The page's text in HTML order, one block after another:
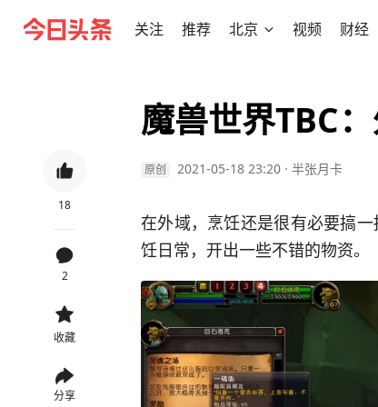
关注 推荐 北京 视频 财经
18
2
收藏
分享
魔兽世界TBC
原创 2021-05-18 23:20 · 半张月卡
在外域，烹饪还是很有必要搞
饪日常，开出一些不错的物资。